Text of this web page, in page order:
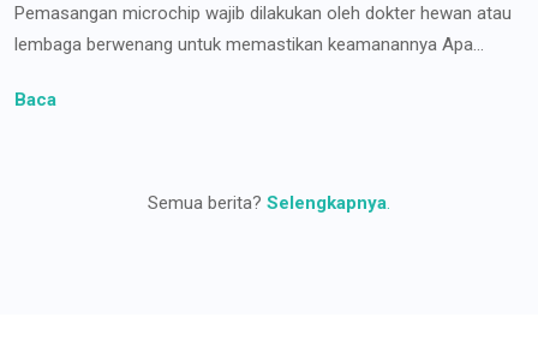
Pemasangan microchip wajib dilakukan oleh dokter hewan atau
lembaga berwenang untuk memastikan keamanannya Apa...
Baca
Semua berita? Selengkapnya